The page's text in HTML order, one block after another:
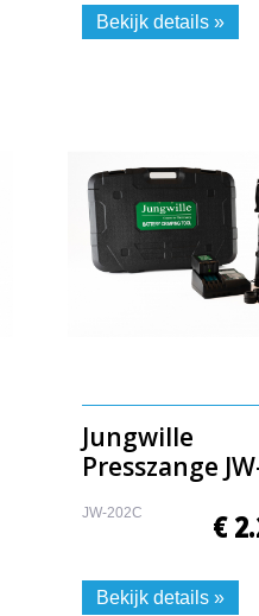
Bekijk details »
Jungwille
Presszange
JW-202C €
Bekijk details »